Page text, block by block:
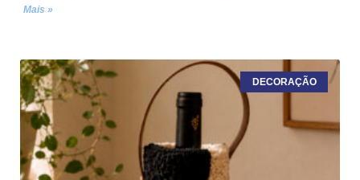
Mais »
DECORAÇÃO